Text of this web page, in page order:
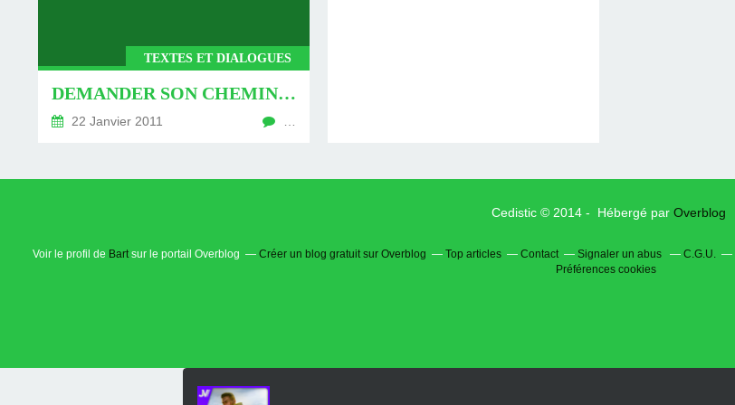
TEXTES ET DIALOGUES
DEMANDER SON CHEMIN - DIALOGUES I
22 Janvier 2011
Cedistic © 2014 - Hébergé par Overblog
Voir le profil de Bart sur le portail Overblog Créer un blog gratuit sur Overblog Top articles Contact Signaler un abus C.G.U.
Préférences cookies